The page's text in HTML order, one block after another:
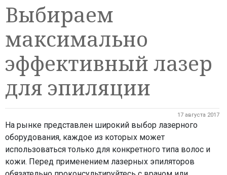
Выбираем
максимально
эффективный лазер
для эпиляции
17 августа 2017
На рынке представлен широкий выбор лазерного
оборудования, каждое из которых может
использоваться только для конкретного типа волос и
кожи. Перед применением лазерных эпиляторов